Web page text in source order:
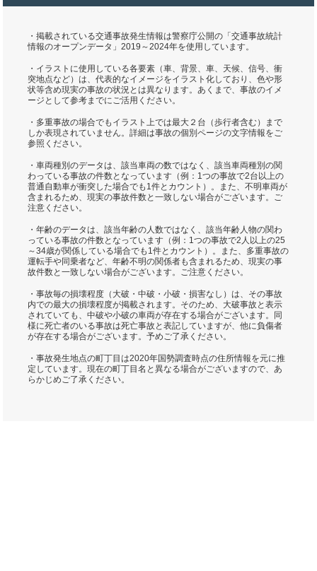
・掲載されている交通事故発生情報は警察庁公開の「交通事故統計
情報のオープンデータ」2019～2024年を使用しています。
・イラストに使用している各要素（車、背景、車、天候、信号、衝
突地点など）は、代表的なイメージをイラスト化しており、色や形
状等含め現実の事故の状況とは異なります。あくまで、事故のイメ
ージとして参考までにご活用ください。
・多重事故の場合でもイラスト上では最大２台（歩行者含む）まで
しか表現されていません。詳細は事故の個別ページの文字情報をご
参照ください。
・車両種別のデータは、該当車両の数ではなく、該当車両種別の関
わっている事故の件数となっています（例：1つの事故で2台以上の
普通自動車が衝突した場合でも1件とカウント）。また、不明車両が
含まれるため、現実の事故件数と一致しない場合がございます。ご
注意ください。
・年齢のデータは、該当年齢の人数ではなく、該当年齢人物の関わ
っている事故の件数となっています（例：1つの事故で2人以上の25
～34歳が関係している場合でも1件とカウント）。また、多重事故の
運転手や同乗者など、年齢不明の関係者も含まれるため、現実の事
故件数と一致しない場合がございます。ご注意ください。
・事故毎の損壊程度（大破・中破・小破・損害なし）は、その事故
内での最大の損壊程度が掲載されます。そのため、大破事故と表示
されていても、中破や小破の車両が存在する場合がございます。同
様に死亡者のいる事故は死亡事故と表記していますが、他に負傷者
が存在する場合がございます。予めご了承ください。
・事故発生地点の町丁目は2020年国勢調査時点の住所情報を元に推
定しています。現在の町丁目名と異なる場合がございますので、あ
らかじめご了承ください。